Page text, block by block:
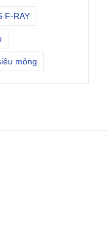
F-RAY
mỏng